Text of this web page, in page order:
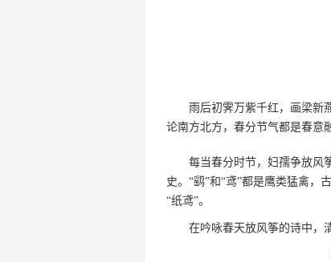
雨后初霁万紫千红，画梁新
论南方北方，春分节气都是春意
每当春分时节，妇孺争放风
史。“鹞”和“鸢”都是鹰类猛禽，
“纸鸢”。
在吟咏春天放风筝的诗中，